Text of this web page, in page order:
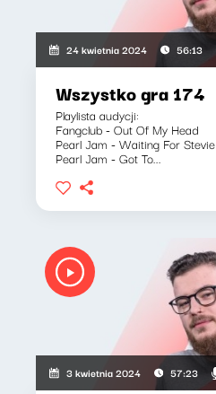
24 kwietnia 2024 56:13
Wszystko gra 174
Playlista audycji:
Fangclub - Out Of My Head
Pearl Jam - Waiting For Stevie
Pearl Jam - Got To...
3 kwietnia 2024 57:23